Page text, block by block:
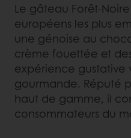
Le gâteau Forêt-
européens les plus
une génoise au
crème fouettée et
expérience gustative
gourmande. Réputé
haut de gamme, il
consommateurs du